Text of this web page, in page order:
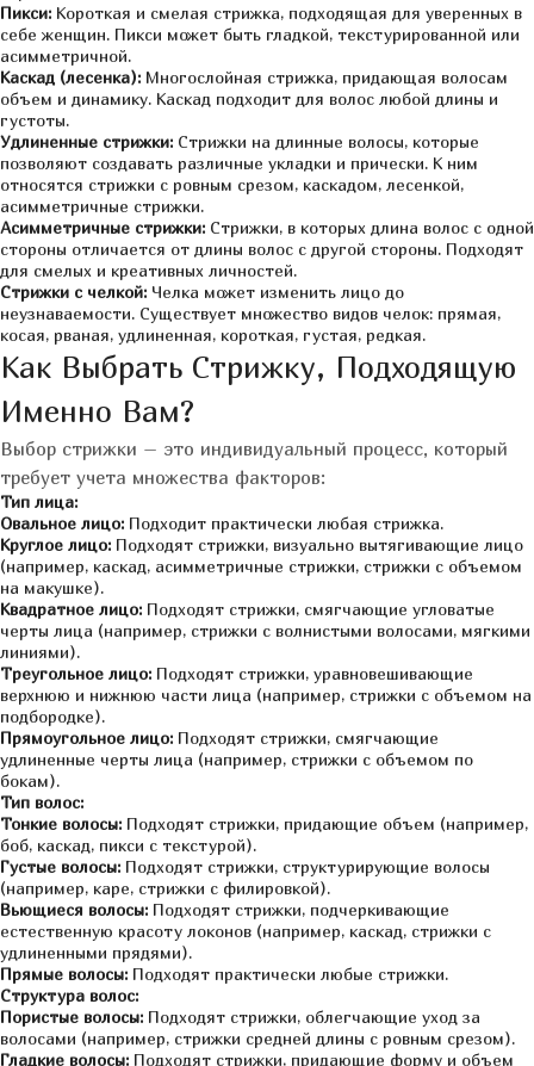
Пикси: Короткая и смелая стрижка, подходящая для уверенных в
себе женщин. Пикси может быть гладкой, текстурированной или
асимметричной.
Каскад (лесенка): Многослойная стрижка, придающая волосам
объем и динамику. Каскад подходит для волос любой длины и
густоты.
Удлиненные стрижки: Стрижки на длинные волосы, которые
позволяют создавать различные укладки и прически. К ним
относятся стрижки с ровным срезом, каскадом, лесенкой,
асимметричные стрижки.
Асимметричные стрижки: Стрижки, в которых длина волос с одной
стороны отличается от длины волос с другой стороны. Подходят
для смелых и креативных личностей.
Стрижки с челкой: Челка может изменить лицо до
неузнаваемости. Существует множество видов челок: прямая,
косая, рваная, удлиненная, короткая, густая, редкая.
Как Выбрать Стрижку, Подходящую
Именно Вам?
Выбор стрижки – это индивидуальный процесс, который
требует учета множества факторов:
Тип лица:
Овальное лицо: Подходит практически любая стрижка.
Круглое лицо: Подходят стрижки, визуально вытягивающие лицо
(например, каскад, асимметричные стрижки, стрижки с объемом
на макушке).
Квадратное лицо: Подходят стрижки, смягчающие угловатые
черты лица (например, стрижки с волнистыми волосами, мягкими
линиями).
Треугольное лицо: Подходят стрижки, уравновешивающие
верхнюю и нижнюю части лица (например, стрижки с объемом на
подбородке).
Прямоугольное лицо: Подходят стрижки, смягчающие
удлиненные черты лица (например, стрижки с объемом по
бокам).
Тип волос:
Тонкие волосы: Подходят стрижки, придающие объем (например,
боб, каскад, пикси с текстурой).
Густые волосы: Подходят стрижки, структурирующие волосы
(например, каре, стрижки с филировкой).
Вьющиеся волосы: Подходят стрижки, подчеркивающие
естественную красоту локонов (например, каскад, стрижки с
удлиненными прядями).
Прямые волосы: Подходят практически любые стрижки.
Структура волос:
Пористые волосы: Подходят стрижки, облегчающие уход за
волосами (например, стрижки средней длины с ровным срезом).
Гладкие волосы: Подходят стрижки, придающие форму и объем